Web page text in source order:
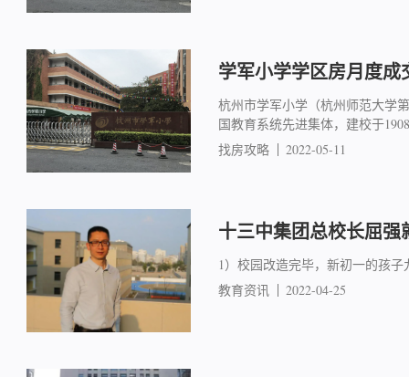
学军小学学区房月度
杭州市学军小学（杭州师范大学
国教育系统先进集体，建校于
找房攻略
2022-05-11
十三中集团总校长屈
1）校园改造完毕，新初一的孩
教育资讯
2022-04-25